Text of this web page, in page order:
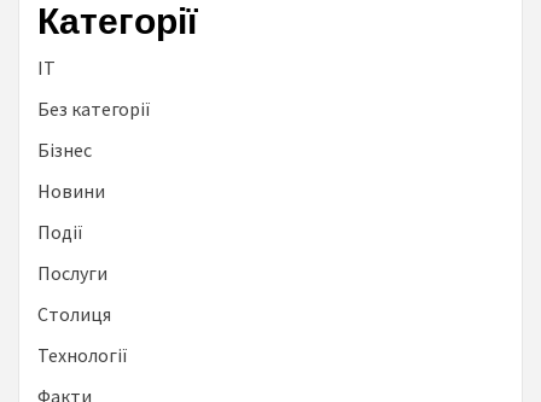
Категорії
IT
Без категорії
Бізнес
Новини
Події
Послуги
Столиця
Технології
Факти